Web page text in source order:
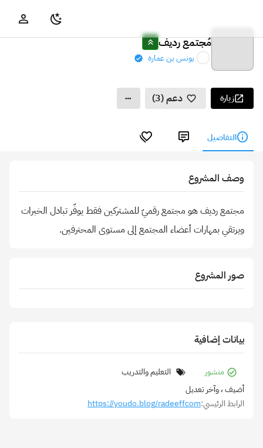
مُجتمع رديف
يونس بن عمارة
زيارة دعم (3)
التفاصيل
وصف المشروع
مجتمع رديف هو مجتمع رقميّ للمشتركين فقط يوفّر تبادل الخبرات
ويرتقي بمهارات أعضاء المجتمع إلى مستوى المحترفين.
صور المشروع
بيانات إضافية
منشور
التعليم والتدريب
أضيف، وآخر تعديل
الرابط الرئيسي:https://youdo.blog/radeeffcom